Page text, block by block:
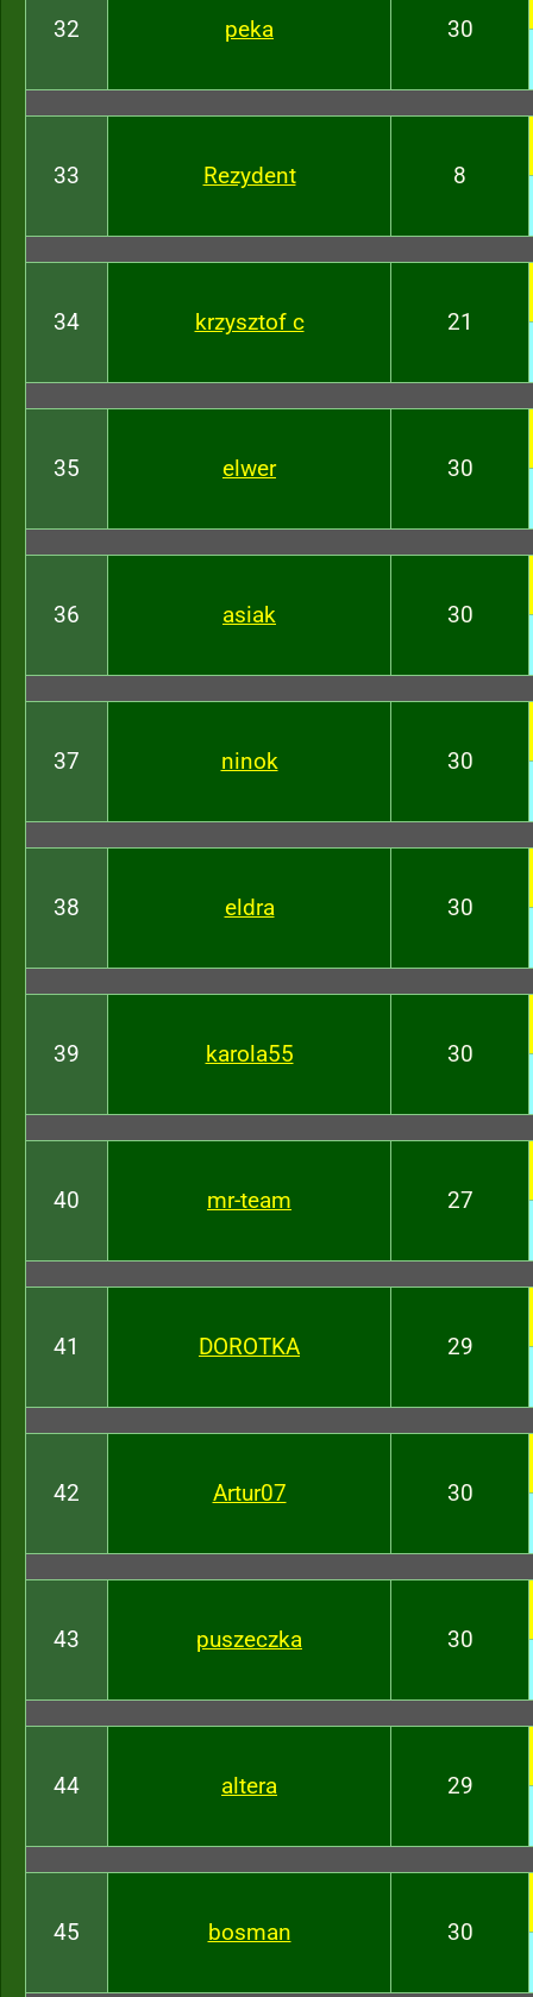
32 peka 30
33 Rezydent 8
34 krzysztof c 21
35 elwer 30
36 asiak 30
37 ninok 30
38 eldra 30
39 karola55 30
40 mr-team 27
41 DOROTKA 29
42 Artur07 30
43 puszeczka 30
44 altera 29
45 bosman 30